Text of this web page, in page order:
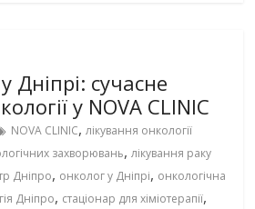
Дніпрі: сучасне
у NOVA CLINIC
NOVA CLINIC,лікування онкології
захворювань,лікування раку
Дніпро, онколог у Дніпрі, онкологічна
Дніпро, стаціонар для хіміотерапії,